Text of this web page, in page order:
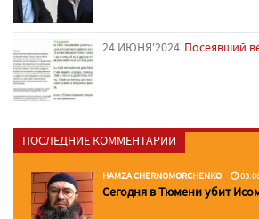
24 ИЮНЯ'2024 Посеявший
ПОСЛЕДНИЕ КОММЕНТАРИИ
HAMZA CHERNOMORCHENKO
Сегодня в Тюмени убит